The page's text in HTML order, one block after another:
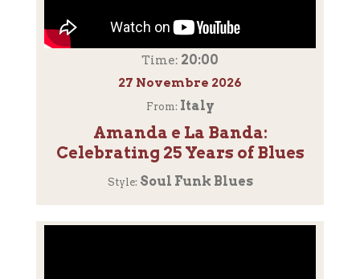
Time: 20:00
27 Novembre 2026
From: Italy
Amanda e La Banda:
Celebrating 25 Years of Blues
Style: Soul Funk Blues